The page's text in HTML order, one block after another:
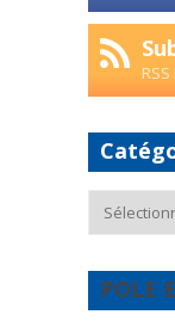
POLE